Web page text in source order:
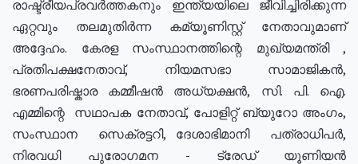
രാഷ്ട്രീയപ്രവർത്തകനും ഇന്ത്യയിലെ ജീവിച്ചിരിക്കുന്ന
ഏറ്റവും തലമുതിർന്ന കമ്യൂണിസ്റ്റ് നേതാവുമാണ്
അദ്ദേഹം. കേരള സംസ്ഥാനത്തിന്റെ മുഖ്യമന്ത്രി ,
പ്രതിപക്ഷനേതാവ്, നിയമസഭാ സാമാജികൻ,
ഭരണപരിഷ്കാര കമ്മീഷൻ അധ്യക്ഷൻ, സി. പി. ഐ.
എമ്മിന്റെ സഥാപക നേതാവ്, പോളിറ്റ് ബ്യുറോ അംഗം,
സംസ്ഥാന സെക്രട്ടറി, ദേശാഭിമാനി പത്രാധിപർ,
നിരവധി പുരോഗമന - ട്രേഡ് യൂണിയൻ